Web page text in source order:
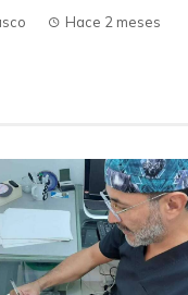
Hace 2 meses